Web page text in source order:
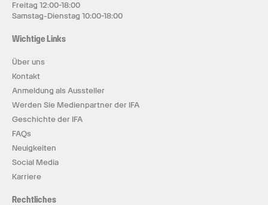
Freitag 12:00-18:00
Samstag-Dienstag 10:00-18:00
Wichtige Links
Über uns
Kontakt
Anmeldung als Aussteller
Werden Sie Medienpartner der IFA
Geschichte der IFA
FAQs
Neuigkeiten
Social Media
Karriere
Rechtliches